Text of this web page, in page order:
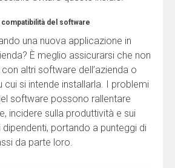
del software
una nuova applicazione in
È meglio assicurarsi che non
altri software dell’azienda o
cui si intende installarla. I problemi
software possono rallentare
incidere sulla produttività e sui
dipendenti, portando a punteggi di
da parte loro.